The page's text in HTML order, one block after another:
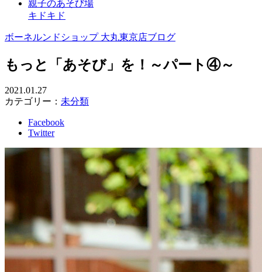
親子のあそび場
キドキド
ボーネルンドショップ 大丸東京店ブログ
もっと「あそび」を！～パート④～
2021.01.27
カテゴリー： 未分類
Facebook
Twitter